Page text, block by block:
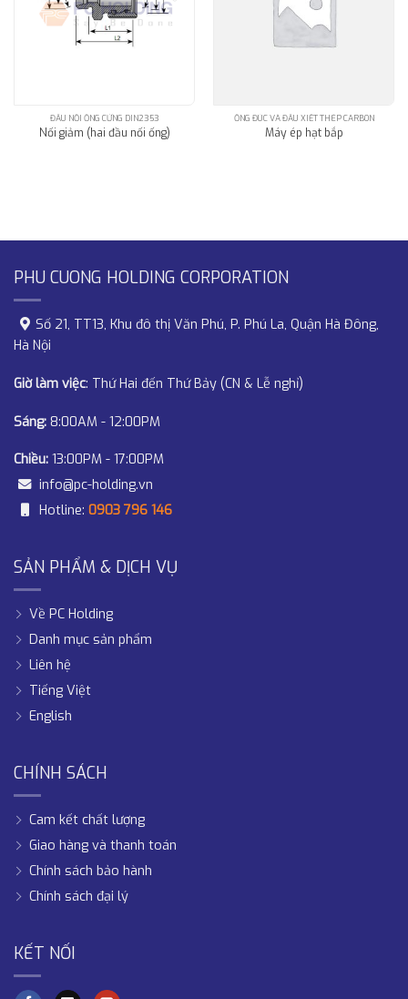
ĐẦU NỐI ỐNG CỨNG DIN2353
Nối giảm (hai đầu nối ống)
ỐNG ĐÚC VÀ ĐẦU XIẾT THÉP CARBON
Máy ép hạt bắp
PHU CUONG HOLDING CORPORATION
Số 21, TT13, Khu đô thị Văn Phú, P. Phú La, Quận Hà Đông,
Hà Nội
Giờ làm việc: Thứ Hai đến Thứ Bảy (CN & Lễ nghỉ)
Sáng: 8:00AM - 12:00PM
Chiều: 13:00PM - 17:00PM
info@pc-holding.vn
Hotline: 0903 796 146
SẢN PHẨM & DỊCH VỤ
Về PC Holding
Danh mục sản phẩm
Liên hệ
Tiếng Việt
English
CHÍNH SÁCH
Cam kết chất lượng
Giao hàng và thanh toán
Chính sách bảo hành
Chính sách đại lý
KẾT NỐI